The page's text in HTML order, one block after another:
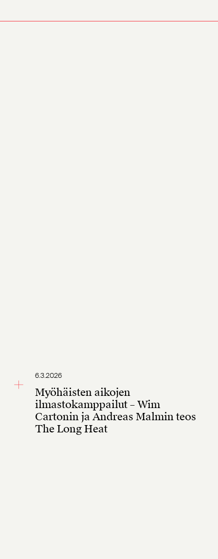
6.3.2026
Myöhäisten aikojen
ilmastokamppailut – Wim
Cartonin ja Andreas Malmin teos
The Long Heat